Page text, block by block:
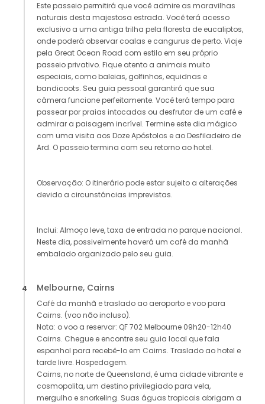
Este passeio permitirá que você admire as maravilhas
naturais desta majestosa estrada. Você terá acesso
exclusivo a uma antiga trilha pela floresta de eucaliptos,
onde poderá observar coalas e cangurus de perto. Viaje
pela Great Ocean Road com estilo em seu próprio
passeio privativo. Fique atento a animais muito
especiais, como baleias, golfinhos, equidnas e
bandicoots. Seu guia pessoal garantirá que sua
câmera funcione perfeitamente. Você terá tempo para
passear por praias intocadas ou desfrutar de um café e
admirar a paisagem incrível. Termine este dia mágico
com uma visita aos Doze Apóstolos e ao Desfiladeiro de
Ard. O passeio termina com seu retorno ao hotel.
Observação: O itinerário pode estar sujeito a alterações
devido a circunstâncias imprevistas.
Inclui: Almoço leve, taxa de entrada no parque nacional.
Neste dia, possivelmente haverá um café da manhã
embalado organizado pelo seu guia.
4 Melbourne, Cairns
Café da manhã e traslado ao aeroporto e voo para
Cairns. (voo não incluso).
Nota: o voo a reservar: QF 702 Melbourne 09h20-12h40
Cairns. Chegue e encontre seu guia local que fala
espanhol para recebê-lo em Cairns. Traslado ao hotel e
tarde livre. Hospedagem.
Cairns, no norte de Queensland, é uma cidade vibrante e
cosmopolita, um destino privilegiado para vela,
mergulho e snorkeling. Suas águas tropicais abrigam a